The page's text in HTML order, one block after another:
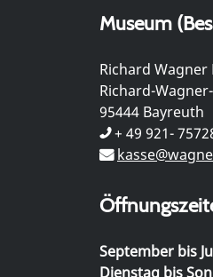
Museum
Richard Wagner
Richard-
95444 Bayreuth
+ 49 921-
September bis
Dienstag bis